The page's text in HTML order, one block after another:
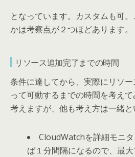
となっています。カスタムも可
かは考察点が２つほどあります。
リソース追加完了までの時間
条件に達してから、実際にリソ
って可動するまでの時間を考え
考えますが、他も考え方は一緒
CloudWatchを詳細モニ
ば１分間隔になるので、最